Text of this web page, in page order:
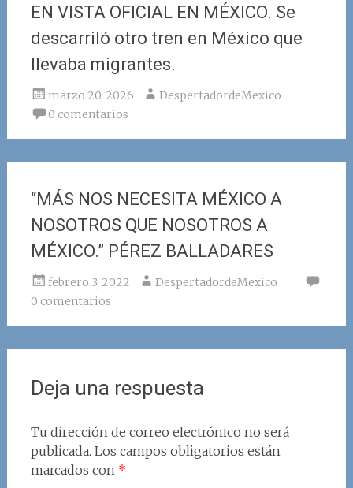
EN VISTA OFICIAL EN MÉXICO. Se
descarriló otro tren en México que
llevaba migrantes.
marzo 20, 2026
DespertadordeMexico
0 comentarios
“MÁS NOS NECESITA MÉXICO A
NOSOTROS QUE NOSOTROS A
MÉXICO.” PÉREZ BALLADARES
febrero 3, 2022
DespertadordeMexico
0 comentarios
Deja una respuesta
Tu dirección de correo electrónico no será
publicada. Los campos obligatorios están
marcados con *